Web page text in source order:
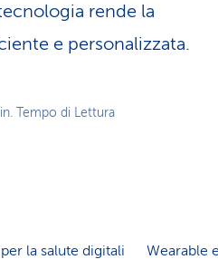
d
r
rende la
e personalizzata.
Tempo di Lettura
la salute digitali Wearable